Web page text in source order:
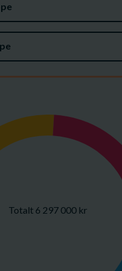
Totalt 6 297 000 kr